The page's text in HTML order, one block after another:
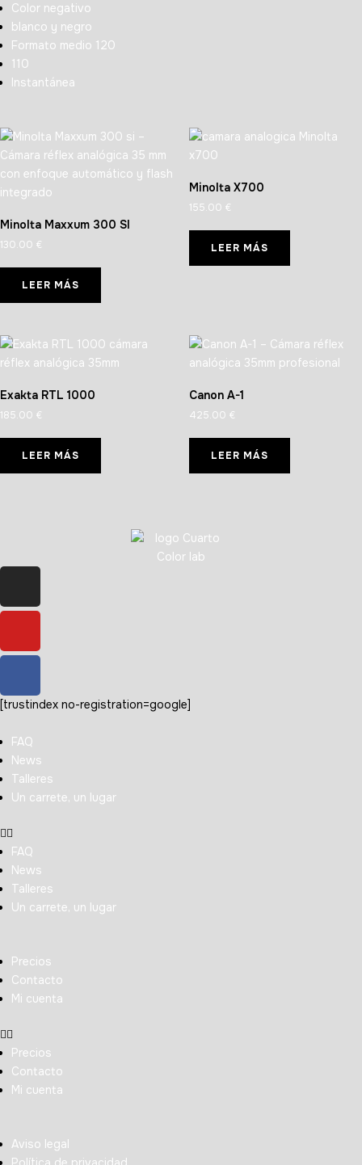
Color negativo
blanco y negro
Formato medio 120
110
Instantánea
Minolta Maxxum 300 SI
130.00 €
LEER MÁS
Minolta X700
155.00 €
LEER MÁS
Exakta RTL 1000
185.00 €
LEER MÁS
Canon A-1
425.00 €
LEER MÁS
[trustindex no-registration=google]
FAQ
News
Talleres
Un carrete, un lugar
FAQ
News
Talleres
Un carrete, un lugar
Precios
Contacto
Mi cuenta
Precios
Contacto
Mi cuenta
Aviso legal